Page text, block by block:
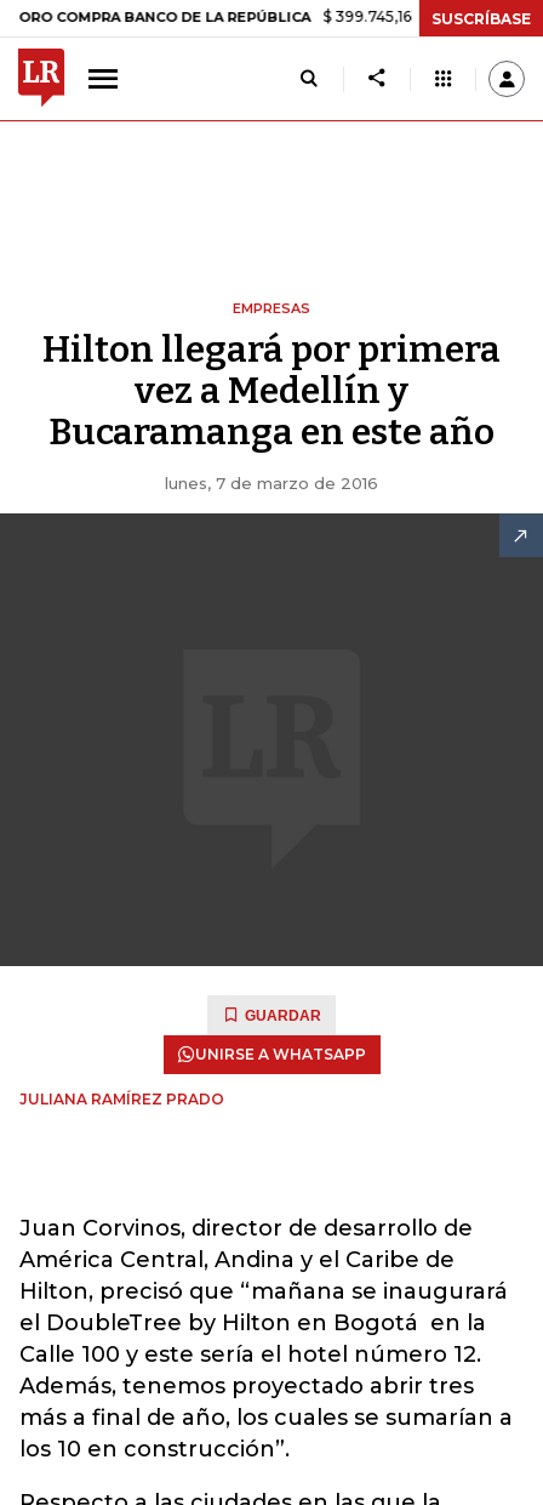
COMPRA BANCO DE LA REPÚBLICA $ 399.745,16 +$ 2.295,71 +0,58%
SUSCRÍBASE
EMPRESAS
Hilton llegará por primera
vez a Medellín y
Bucaramanga en este año
lunes, 7 de marzo de 2016
GUARDAR
UNIRSE A WHATSAPP
JULIANA RAMÍREZ PRADO
Juan Corvinos, director de desarrollo de
América Central, Andina y el Caribe de
Hilton, precisó que “mañana se inaugurará
el DoubleTree by Hilton en Bogotá en la
Calle 100 y este sería el hotel número 12.
Además, tenemos proyectado abrir tres
más a final de año, los cuales se sumarían a
los 10 en construcción”.